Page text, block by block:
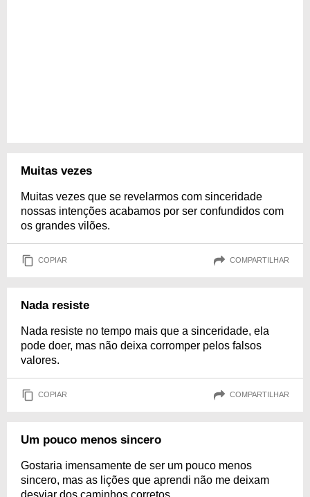
Muitas vezes
Muitas vezes que se revelarmos com sinceridade
nossas intenções acabamos por ser confundidos com
os grandes vilões.
COPIAR COMPARTILHAR
Nada resiste
Nada resiste no tempo mais que a sinceridade, ela
pode doer, mas não deixa corromper pelos falsos
valores.
COPIAR COMPARTILHAR
Um pouco menos sincero
Gostaria imensamente de ser um pouco menos
sincero, mas as lições que aprendi não me deixam
desviar dos caminhos corretos.